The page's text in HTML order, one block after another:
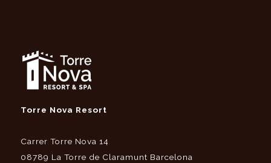
Torre Nova Resort
Carrer Torre Nova 14
08789 La Torre de Claramunt Barcelona